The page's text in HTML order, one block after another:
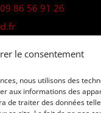
le consentement
nous utilisons des
aux informations des
de traiter des données
86 56 91 26